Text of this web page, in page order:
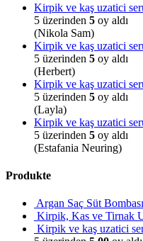
Kirpik ve kaş uzatici
5 üzerinden 5 oy aldı
(Nikola Sam)
Kirpik ve kaş uzatici
5 üzerinden 5 oy aldı
(Herbert)
Kirpik ve kaş uzatici
5 üzerinden 5 oy aldı
(Layla)
Kirpik ve kaş uzatici
5 üzerinden 5 oy aldı
(Estafania Neuring)
Produkte
Argan Saç Süt Bombası
Kirpik, Kas ve Tirnak
Kirpik ve kaş uzatici